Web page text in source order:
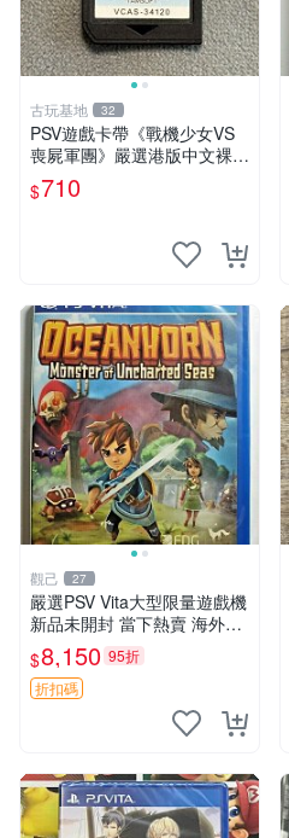
古玩基地 32
PSV遊戲卡帶《戰機少女VS
喪屍軍團》嚴選港版中文裸卡
實測正常 遊戲機限定 PSV 卡
帶 港版 中文 游戲卡帶 激戰
$710
觀己 27
嚴選PSV Vita大型限量遊戲機
新品未開封 當下熱賣 海外版
發行限量 測試版
$8,150 95折
折扣碼